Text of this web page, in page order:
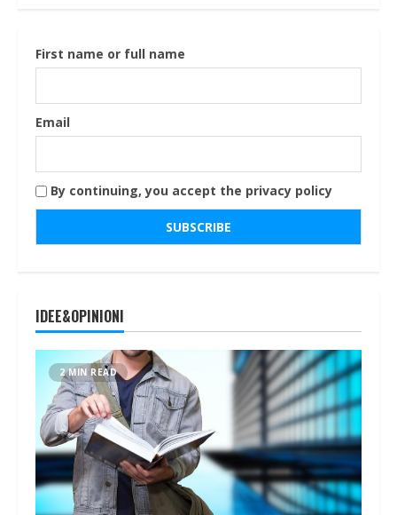
First name or full name
Email
By continuing, you accept the privacy policy
IDEE&OPINIONI
2 MIN READ